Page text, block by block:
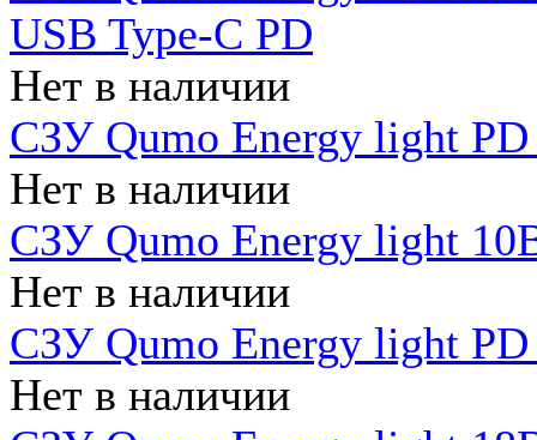
USB Type-C PD
Нет в наличии
СЗУ Qumo Energy light
Нет в наличии
СЗУ Qumo Energy light
Нет в наличии
СЗУ Qumo Energy light
Нет в наличии